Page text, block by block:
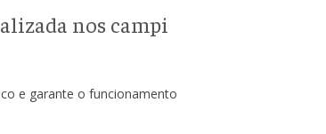
nos campi
e garante o funcionamento